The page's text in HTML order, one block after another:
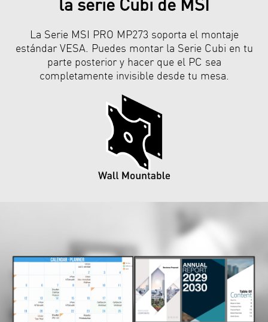
La Serie MSI PRO MP273 soporta el montaje
estándar VESA. Puedes montar la Serie Cubi en tu
parte posterior y hacer que el PC sea
completamente invisible desde tu mesa.